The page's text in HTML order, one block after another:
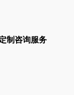
制咨询服务